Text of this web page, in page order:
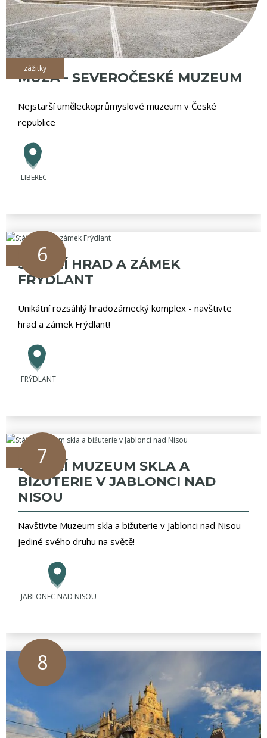
zážitky
MUZA - SEVEROČESKÉ MUZEUM
Nejstarší uměleckoprůmyslové muzeum v České
republice
LIBEREC
zážitky
6
STÁTNÍ HRAD A ZÁMEK
FRÝDLANT
Unikátní rozsáhlý hradozámecký komplex - navštivte
hrad a zámek Frýdlant!
FRÝDLANT
zážitky
7
STÁTNÍ MUZEUM SKLA A
BIŽUTERIE V JABLONCI NAD
NISOU
Navštivte Muzeum skla a bižuterie v Jablonci nad Nisou –
jediné svého druhu na světě!
JABLONEC NAD NISOU
8